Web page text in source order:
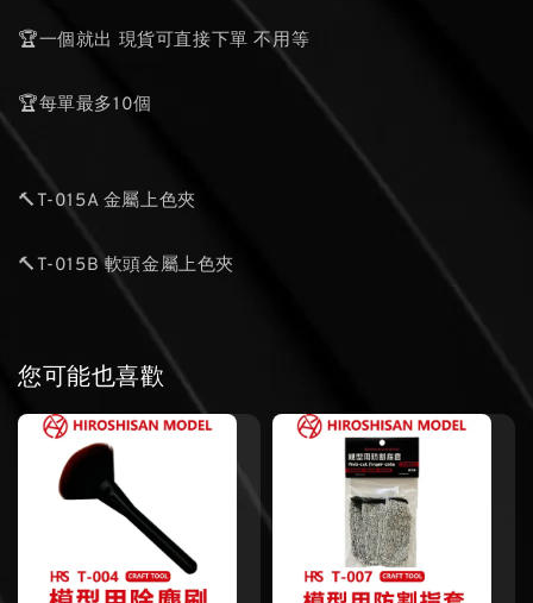
🏆一個就出 現貨可直接下單 不用等
🏆每單最多10個
🔨T-015A 金屬上色夾
🔨T-015B 軟頭金屬上色夾
您可能也喜歡